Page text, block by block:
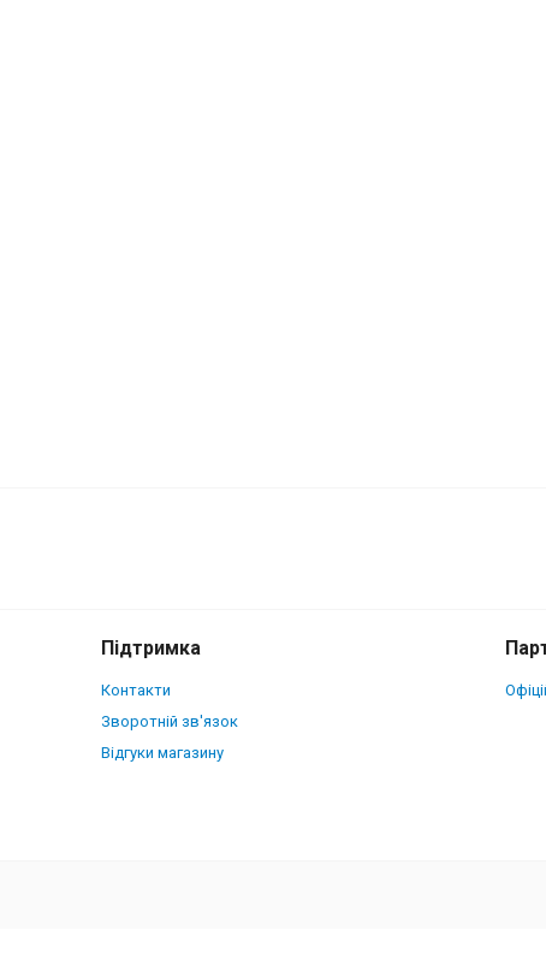
Підтримка
Контакти
Зворотній зв'язок
Відгуки магазину